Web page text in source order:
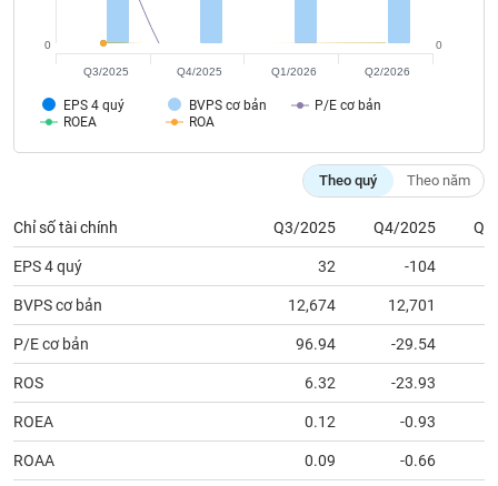
EPS 4 quý BVPS cơ bản
P/E cơ bản
ROEA
ROA
0 0
Q3/2025 Q4/2025 Q1/2026 Q2/2026
Theo quý Theo năm
Chỉ số tài chính Q3/2025 Q4/2025
EPS 4 quý 32 -104
BVPS cơ bản 12,674 12,701
P/E cơ bản 96.94 -29.54
ROS 6.32 -23.93
ROEA 0.12 -0.93
ROAA 0.09 -0.66